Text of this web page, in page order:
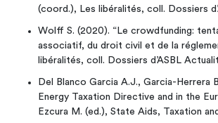
(coord.), Les libéralités, coll. Dossiers
Wolff S. (2020). “Le crowdfunding:
associatif, du droit civil et de la
libéralités, coll. Dossiers d’ASBL
Del Blanco Garcia A.J., Garcia-Herrera
Energy Taxation Directive and in the
Ezcura M. (ed.), State Aids, Taxation